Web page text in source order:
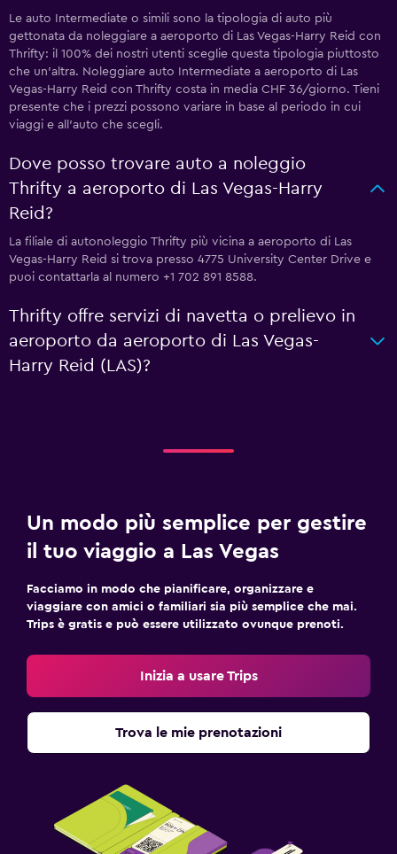
Le auto Intermediate o simili sono la tipologia di auto più
gettonata da noleggiare a aeroporto di Las Vegas-Harry Reid con
Thrifty: il 100% dei nostri utenti sceglie questa tipologia piuttosto
che un'altra. Noleggiare auto Intermediate a aeroporto di Las
Vegas-Harry Reid con Thrifty costa in media CHF 36/giorno. Tieni
presente che i prezzi possono variare in base al periodo in cui
viaggi e all'auto che scegli.
Dove posso trovare auto a noleggio
Thrifty a aeroporto di Las Vegas-Harry
Reid?
La filiale di autonoleggio Thrifty più vicina a aeroporto di Las
Vegas-Harry Reid si trova presso 4775 University Center Drive e
puoi contattarla al numero +1 702 891 8588.
Thrifty offre servizi di navetta o prelievo in
aeroporto da aeroporto di Las Vegas-
Harry Reid (LAS)?
Un modo più semplice per gestire
il tuo viaggio a Las Vegas
Facciamo in modo che pianificare, organizzare e
viaggiare con amici o familiari sia più semplice che mai.
Trips è gratis e può essere utilizzato ovunque prenoti.
Inizia a usare Trips
Trova le mie prenotazioni